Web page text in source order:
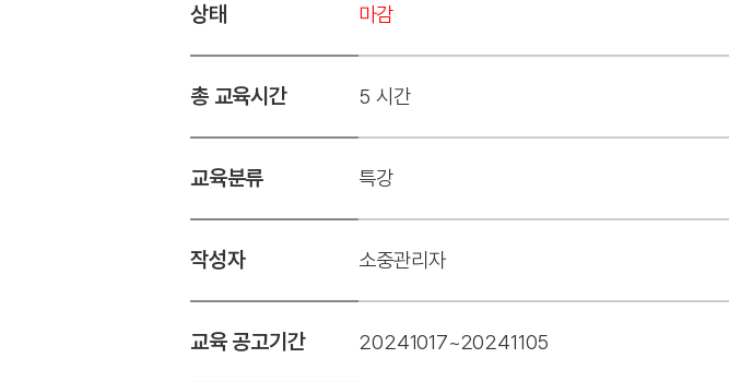
상태 마감
총 교육시간 5 시간
교육분류 특강
작성자 소중관리자
교육 공고기간 20241017~20241105